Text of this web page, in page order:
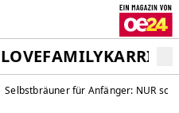
LOVEFAMILY
Selbstbräuner für Anfänger: NUR so